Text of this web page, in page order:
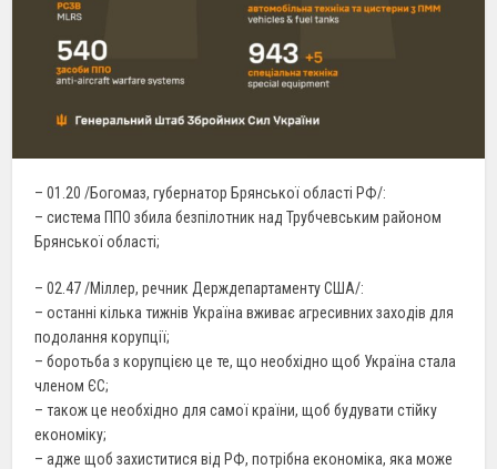
– 01.20 /Богомаз, губернатор Брянської області РФ/:
– система ППО збила безпілотник над Трубчевським районом
Брянської області;
– 02.47 /Міллер, речник Держдепартаменту США/:
– останні кілька тижнів Україна вживає агресивних заходів для
подолання корупції;
– боротьба з корупцією це те, що необхідно щоб Україна стала
членом ЄС;
– також це необхідно для самої країни, щоб будувати стійку
економіку;
– адже щоб захиститися від РФ, потрібна економіка, яка може